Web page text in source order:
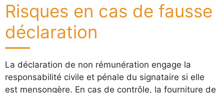
Risques en cas de fausse
déclaration
La déclaration de non rémunération engage la
responsabilité civile et pénale du signataire si elle
est mensongère. En cas de contrôle, la fourniture de